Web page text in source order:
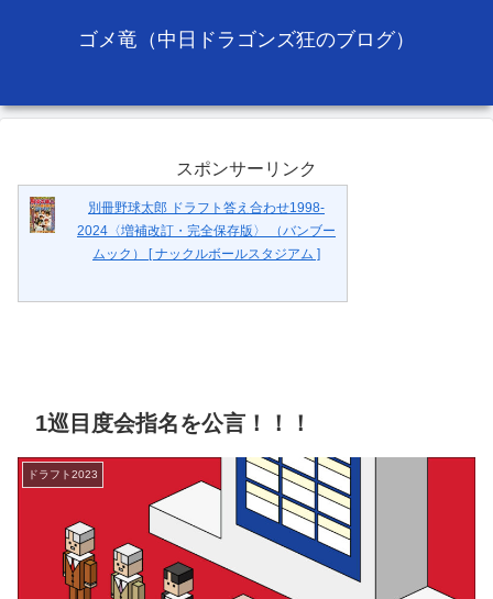
ゴメ竜（中日ドラゴンズ狂のブログ）
スポンサーリンク
別冊野球太郎 ドラフト答え合わせ1998-
2024〈増補改訂・完全保存版〉 （バンブー
ムック） [ ナックルボールスタジアム ]
1巡目度会指名を公言！！！
ドラフト2023